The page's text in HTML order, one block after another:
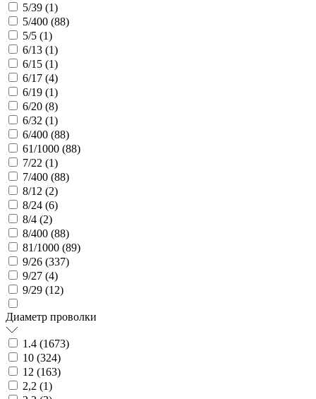
5/39 (1)
5/400 (88)
5/5 (1)
6/13 (1)
6/15 (1)
6/17 (4)
6/19 (1)
6/20 (8)
6/32 (1)
6/400 (88)
61/1000 (88)
7/22 (1)
7/400 (88)
8/12 (2)
8/24 (6)
8/4 (2)
8/400 (88)
81/1000 (89)
9/26 (337)
9/27 (4)
9/29 (12)
Диаметр проволки
1.4 (1673)
10 (324)
12 (163)
2,2 (1)